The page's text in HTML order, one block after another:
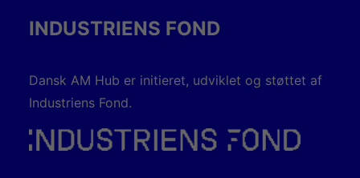
INDUSTRIENS FOND
Dansk AM Hub er initieret, udviklet og støttet af
Industriens Fond.